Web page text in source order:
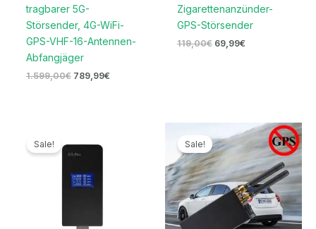
tragbarer 5G-
Störsender, 4G-WiFi-
GPS-VHF-16-Antennen-
Abfangjäger
1.599,00€ 789,99€
Zigarettenanzünder-
GPS-Störsender
119,00€ 69,99€
Sale!
war:
ist:
Sale!
Ursprünglicher
Preis
war:
129,00€
Aktueller
Preis
ist:
86,69€.